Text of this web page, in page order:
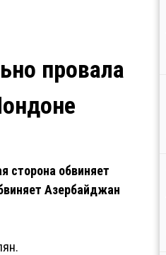
провала
сторона обвиняет
Азербайджан